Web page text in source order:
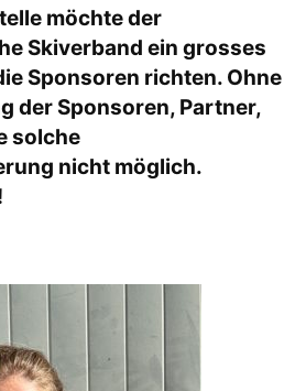
möchte der
Skiverband ein grosses
Sponsoren richten. Ohne
der Sponsoren, Partner,
solche
nicht möglich.